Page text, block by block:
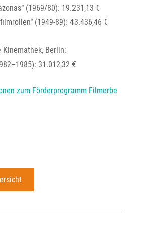
(1969/80): 19.231,13 €
(1949-89): 43.436,46 €
Berlin:
31.012,32 €
zum Förderprogramm Filmerbe